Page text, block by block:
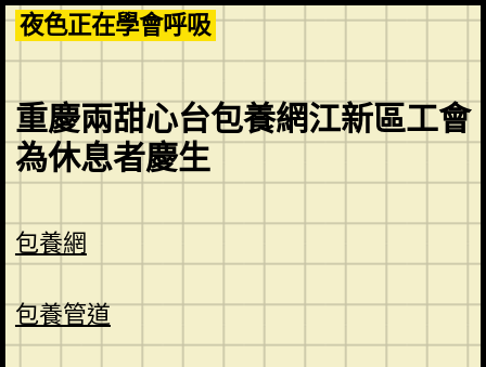
Skip
to
content
夜色正在學會呼吸
重慶兩甜心台包養網江新區工會
為休息者慶生
包養網
包養管道